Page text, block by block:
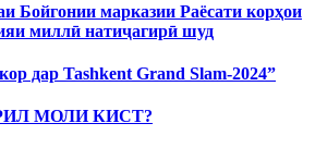
Бойгонии марказии Раёсати корҳои
миллӣ натиҷагирӣ шуд
дар Tashkent Grand Slam-2024”
МОЛИ КИСТ?